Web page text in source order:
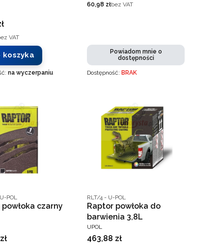
VAT
koszyka
na wyczerpaniu
Cena
60,98 złbez VAT
Powiadom mnie o
dostępności
Dostępność: BRAK
POL
czarny
Kod producenta
RLT/4 - U-POL
Raptor powłoka do
barwienia 3,8L
PRODUCENT
UPOL
Cena
463,88 zł